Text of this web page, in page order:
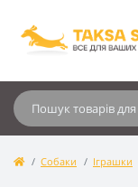
Собаки Іграшки